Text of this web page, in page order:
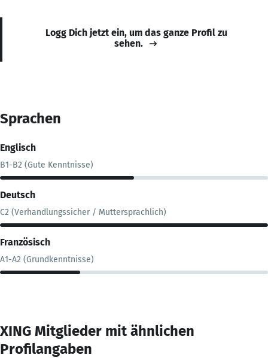
Logg Dich jetzt ein, um das ganze Profil zu
sehen.
Sprachen
Englisch
B1-B2 (Gute Kenntnisse)
Deutsch
C2 (Verhandlungssicher / Muttersprachlich)
Französisch
A1-A2 (Grundkenntnisse)
XING Mitglieder mit ähnlichen
Profilangaben